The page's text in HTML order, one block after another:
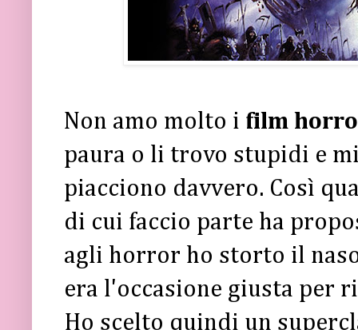
Non amo molto i film
paura o li trovo stupidi e
piacciono davvero. Così
di cui faccio parte ha
agli horror ho storto il
era l'occasione giusta per
Ho scelto quindi un